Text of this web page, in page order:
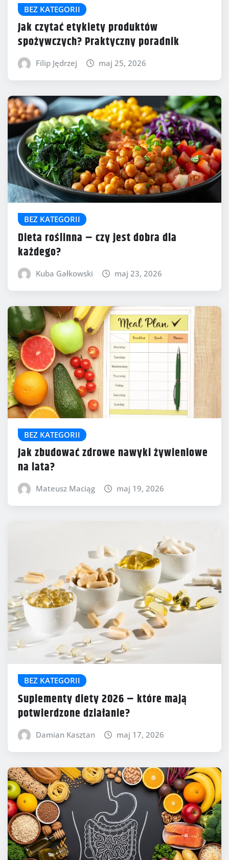
BEZ KATEGORII
Jak czytać etykiety produktów
spożywczych? Praktyczny poradnik
Filip Jędrzej maj 25, 2026
BEZ KATEGORII
Dieta roślinna – czy jest dobra dla
każdego?
Kuba Gałkowski maj 23, 2026
BEZ KATEGORII
Jak zbudować zdrowe nawyki żywieniowe
na lata?
Mateusz Maciąg maj 19, 2026
BEZ KATEGORII
Suplementy diety 2026 – które mają
potwierdzone działanie?
Damian Kasztan maj 17, 2026